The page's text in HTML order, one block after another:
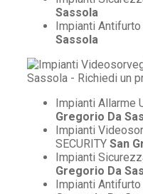
Sassola
Impianti Antifurto
Sassola
Impianti Allarme
Gregorio Da
Impianti
SECURITY San
Impianti
Gregorio Da
Impianti Antifurto